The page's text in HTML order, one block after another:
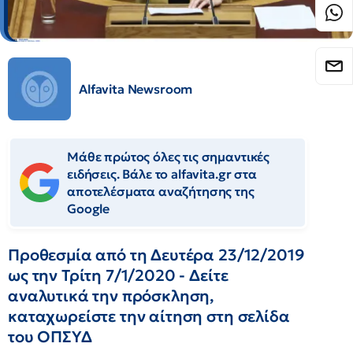
Alfavita Newsroom
Μάθε πρώτος όλες τις σημαντικές
ειδήσεις. Βάλε το alfavita.gr στα
αποτελέσματα αναζήτησης της
Google
Προθεσμία από τη Δευτέρα 23/12/2019
ως την Τρίτη 7/1/2020 - Δείτε
αναλυτικά την πρόσκληση,
καταχωρείστε την αίτηση στη σελίδα
του ΟΠΣΥΔ